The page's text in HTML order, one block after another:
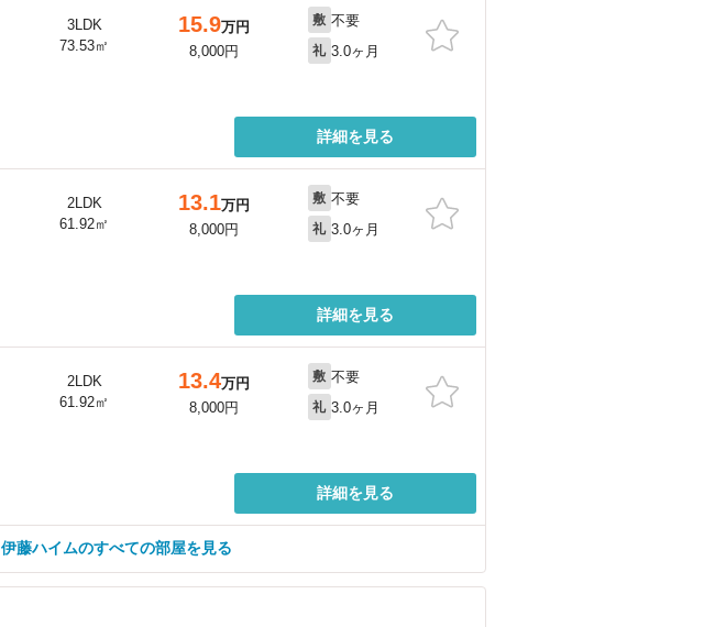
3LDK
73.53㎡
15.9万円
8,000円
敷 不要
礼 3.0ヶ月
詳細を見る
2LDK
61.92㎡
13.1万円
8,000円
敷 不要
礼 3.0ヶ月
詳細を見る
2LDK
61.92㎡
13.4万円
8,000円
敷 不要
礼 3.0ヶ月
詳細を見る
伊藤ハイムのすべての部屋を見る